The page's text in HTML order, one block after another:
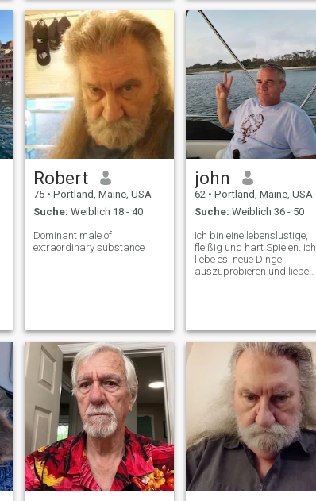
Robert
75 • Portland, Maine, USA
Suche: Weiblich 18 - 40
Dominant male of
extraordinary substance
john
62 • Portland, Maine, USA
Suche: Weiblich 36 - 50
Ich bin eine lebenslustige,
fleißig und hart Spielen. ich
liebe es, neue Dinge
auszuprobieren und liebe